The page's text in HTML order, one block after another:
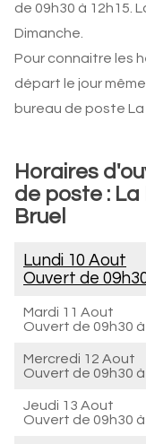
de 09h30 à 12h15.
Dimanche.
Pour connaitre les
départ le jour
bureau de poste La
Horaires
de poste :
Bruel
Lundi 10 Aout
Ouvert de
Mardi 11 Aout
Ouvert de 09h30
Mercredi 12 Aout
Ouvert de 09h30
Jeudi 13 Aout
Ouvert de 09h30